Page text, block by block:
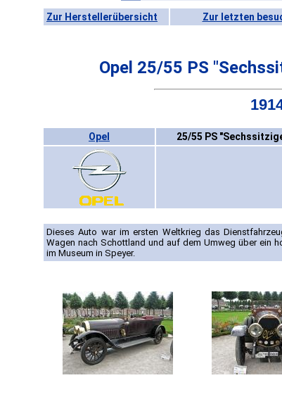
Zur Herstellerübersicht Zur letzten
Opel 25/55 PS
Opel 25/55 PS
Dieses Auto war im ersten Weltkrieg das
Wagen nach Schottland und auf dem Umweg über ein
im Museum in Speyer.